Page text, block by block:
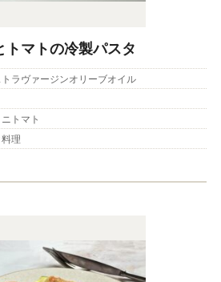
トマトの冷製パスタ
ラヴァージンオリーブオイル
トマト
理